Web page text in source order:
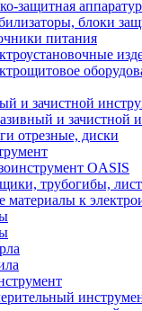
защитная
блоки
питания
и зачистной
и зачистной
отрезные, диски
OASIS
трубогибы,
материалы к